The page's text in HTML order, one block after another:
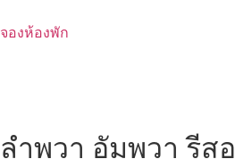
to
จองห้องพัก
ลำพวา อัมพวา รีส